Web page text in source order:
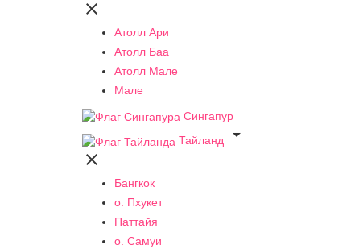

Атолл Ари
Атолл Баа
Атолл Мале
Мале
Сингапур
Тайланд


Бангкок
о. Пхукет
Паттайя
о. Самуи